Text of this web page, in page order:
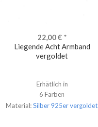
22,00€ *
Liegende Acht Armband
vergoldet
Erhätlich in
6 Farben
Material:Silber 925er vergoldet